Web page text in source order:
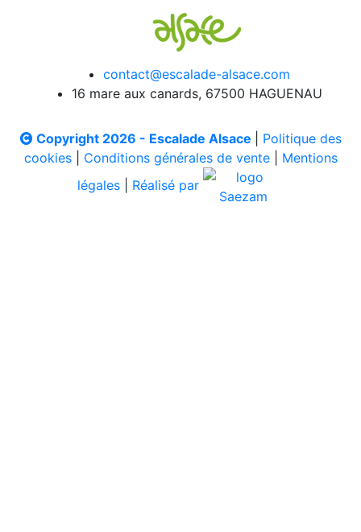
contact@escalade-alsace.com
16 mare aux canards, 67500 HAGUENAU
Copyright 2026 - Escalade Alsace
Politique des
cookies| Conditions générales de vente| Mentions
légales
Réalisé par